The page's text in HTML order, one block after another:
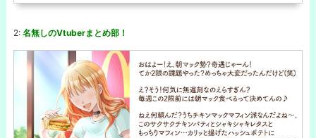
2: 名無しのVtuberまとめ部！